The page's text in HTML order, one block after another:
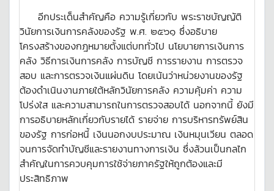
อีกประเด็นสำคัญคือ ความรู้เกี่ยวกับ พระราชบัญญัติ
วินัยการเงินการคลังของรัฐ พ.ศ. ๒๕๖๑ ซึ่งอธิบาย
โครงสร้างของกฎหมายตั้งแต่บททั่วไป นโยบายการเงินการ
คลัง วิธีการเงินการคลัง การบัญชี การรายงาน การตรวจ
สอบ และการตรวจเงินแผ่นดิน โดยเน้นว่าหน่วยงานของรัฐ
ต้องดำเนินงานภายใต้หลักวินัยการคลัง ความคุ้มค่า ความ
โปร่งใส และความสามารถในการตรวจสอบได้ นอกจากนี้ ยังมี
การอธิบายหลักเกี่ยวกับรายได้ รายจ่าย การบริหารทรัพย์สิน
ของรัฐ การก่อหนี้ เงินนอกงบประมาณ เงินหมุนเวียน ตลอด
จนการจัดทำบัญชีและรายงานทางการเงิน ซึ่งล้วนเป็นกลไก
สำคัญในการควบคุมการใช้จ่ายภาครัฐให้ถูกต้องและมี
ประสิทธิภาพ